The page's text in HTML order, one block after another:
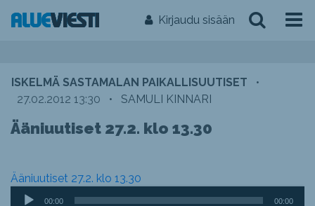
Kirjaudu sisään
ISKELMÄ SASTAMALAN PAIKALLISUUTISET
•
27.02.2012 13:30
• SAMULI KINNARI
Ääniuutiset 27.2. klo 13.30
Ääniuutiset 27.2. klo 13.30
Äänitoistin
00:00 00:00